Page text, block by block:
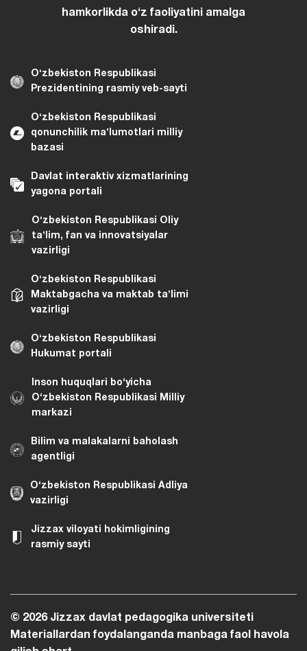
hamkorlikda oʻz faoliyatini amalga
oshiradi.
Oʻzbekiston Respublikasi
Prezidentining rasmiy veb-sayti
Oʻzbekiston Respublikasi
qonunchilik maʼlumotlari milliy
bazasi
Davlat interaktiv xizmatlarining
yagona portali
Oʻzbekiston Respublikasi Oliy
taʼlim, fan va innovatsiyalar
vazirligi
Oʻzbekiston Respublikasi
Maktabgacha va maktab taʼlimi
vazirligi
Oʻzbekiston Respublikasi
Hukumat portali
Inson huquqlari bo‘yicha
O‘zbekiston Respublikasi Milliy
markazi
Bilim va malakalarni baholash
agentligi
O‘zbekiston Respublikasi Adliya
vazirligi
Jizzax viloyati hokimligining
rasmiy sayti
© 2026 Jizzax davlat pedagogika universiteti
Materiallardan foydalanganda manbaga faol havola